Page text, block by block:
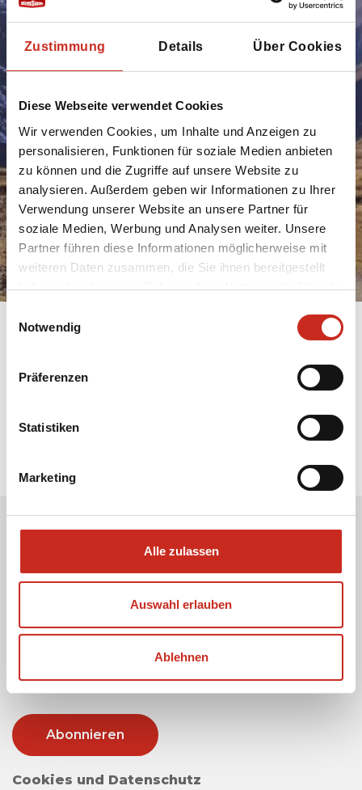
Zustimmung Details Über Cookies
Diese Webseite verwendet Cookies
Wir verwenden Cookies, um Inhalte und Anzeigen zu
personalisieren, Funktionen für soziale Medien anbieten
zu können und die Zugriffe auf unsere Website zu
analysieren. Außerdem geben wir Informationen zu Ihrer
Verwendung unserer Website an unsere Partner für
soziale Medien, Werbung und Analysen weiter. Unsere
Partner führen diese Informationen möglicherweise mit
weiteren Daten zusammen, die Sie ihnen bereitgestellt
haben oder die sie im Rahmen Ihrer Nutzung der Dienste
Notwendig
Präferenzen
Statistiken
Marketing
Alle zulassen
Auswahl erlauben
Ablehnen
Reise 100% nach
Ihren
Buchen Sie eine
Rundreise
Aserbaidschan
Beratung anfragen
Erhalten Sie unseren Newsletter
Ihre E-Mail-Adresse:
Ich stimme der Verwendung meiner E-Mail-
Cookies und Datenschutz